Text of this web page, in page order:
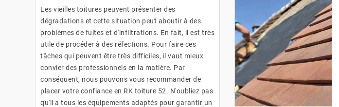
Les vieilles toitures peuvent présenter des
dégradations et cette situation peut aboutir à des
problèmes de fuites et d'infiltrations. En fait, il est très
utile de procéder à des réfections. Pour faire ces
tâches qui peuvent être très difficiles, il vaut mieux
convier des professionnels en la matière. Par
conséquent, nous pouvons vous recommander de
placer votre confiance en RK toiture 52. N'oubliez pas
qu'il a tous les équipements adaptés pour garantir un